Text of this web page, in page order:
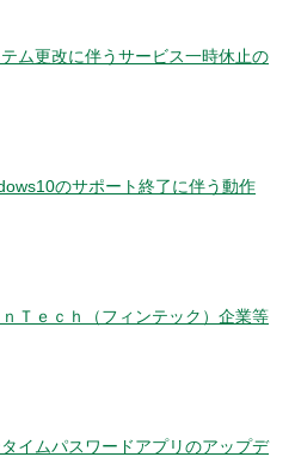
ム更改に伴うサービス一時休止の
のサポート終了に伴う動作
Ｔｅｃｈ（フィンテック）企業等
イムパスワードアプリのアップデ